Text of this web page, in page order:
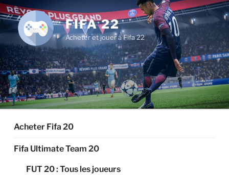
Aller
au
contenu
principal
FIFA 22
Acheter et jouer à Fifa 22
Acheter Fifa 20
Fifa Ultimate Team 20
FUT 20 : Tous les joueurs